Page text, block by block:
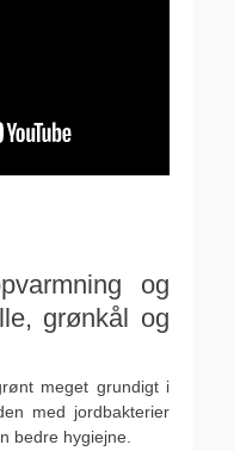
og
grønkål og
meget grundigt i
med jordbakterier
bedre hygiejne.